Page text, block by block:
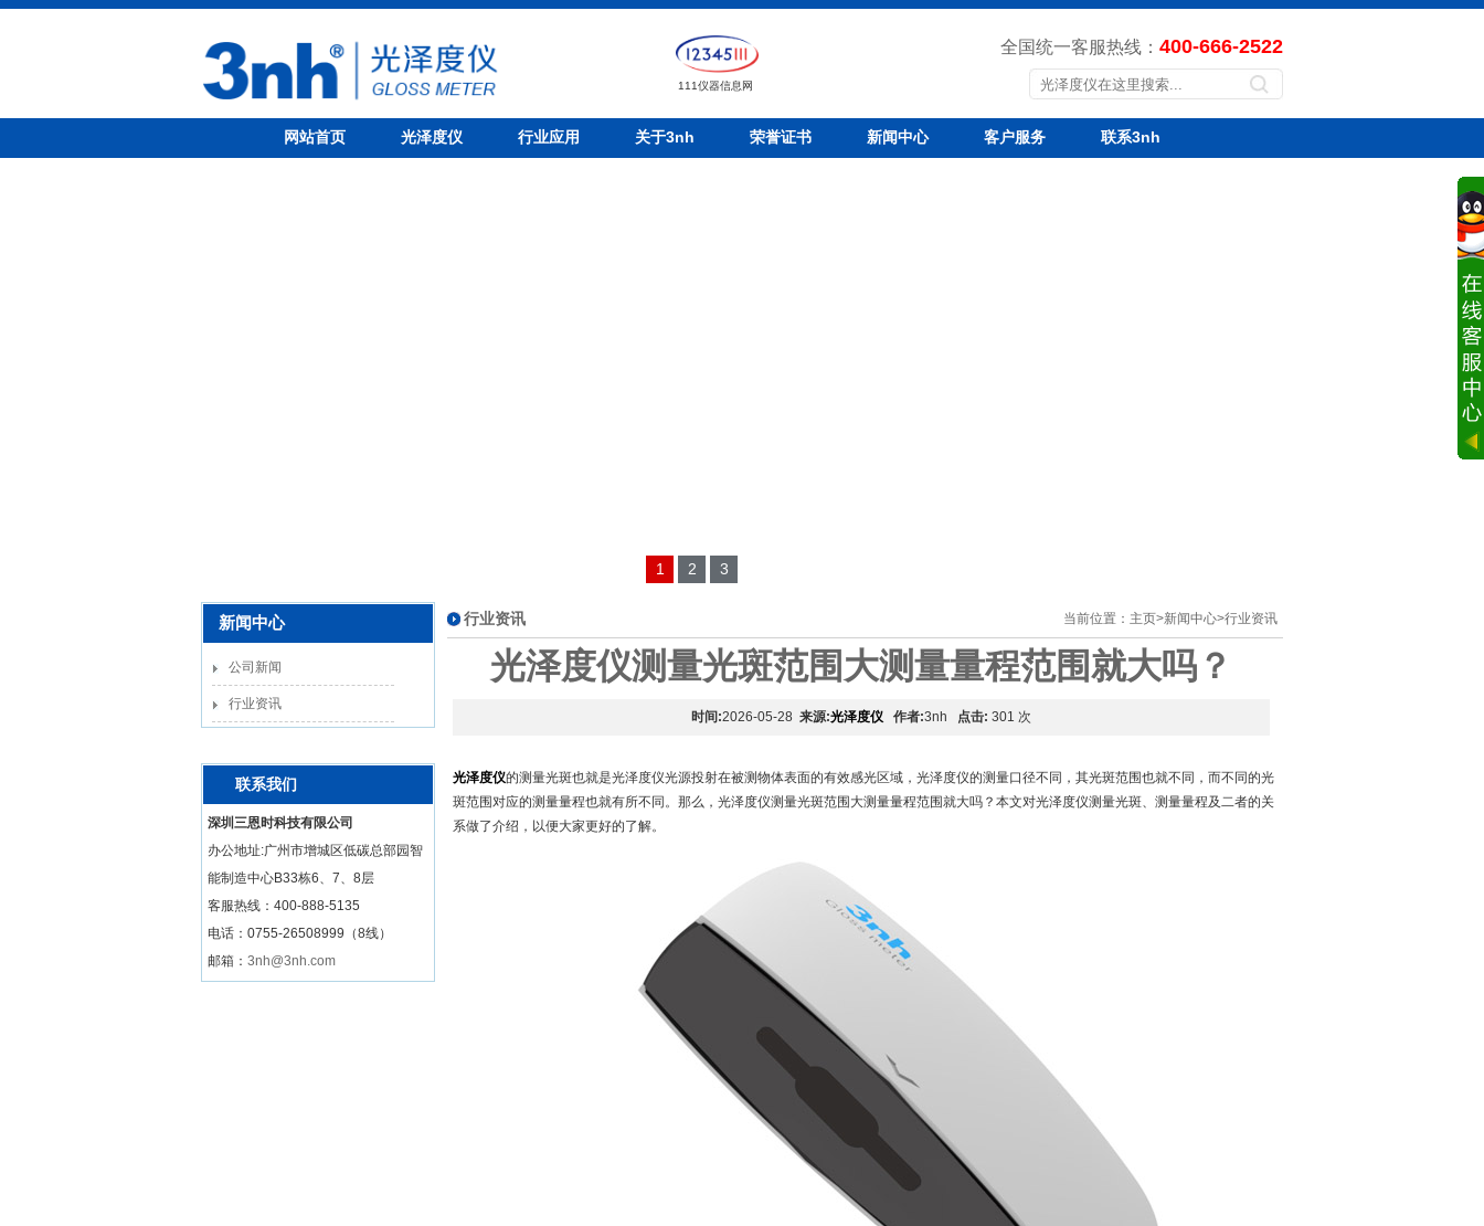
111仪器信息网
全国统一客服热线： 400-666-2522
网站首页 光泽度仪 行业应用 关于3nh 荣誉证书 新闻中心 客户服务 联系3nh
1 2 3
新闻中心
公司新闻
行业资讯
联系我们
深圳三恩时科技有限公司
办公地址:广州市增城区低碳总部园智
能制造中心B33栋6、7、8层
客服热线： 400-888-5135
电话：0755-26508999（8线）
邮箱： 3nh@3nh.com
行业资讯 当前位置： 主页>新闻中心>行业资讯
光泽度仪测量光斑范围大测量量程范围就大吗？
时间:2026-05-28 来源:光泽度仪 作者:3nh 点击: 301 次
光泽度仪的测量光斑也就是光泽度仪光源投射在被测物体表面的有效感光区域，光泽度仪的测量口径不同，其光斑范围也就不同，而不同的光
斑范围对应的测量量程也就有所不同。那么，光泽度仪测量光斑范围大测量量程范围就大吗？本文对光泽度仪测量光斑、测量量程及二者的关
系做了介绍，以便大家更好的了解。